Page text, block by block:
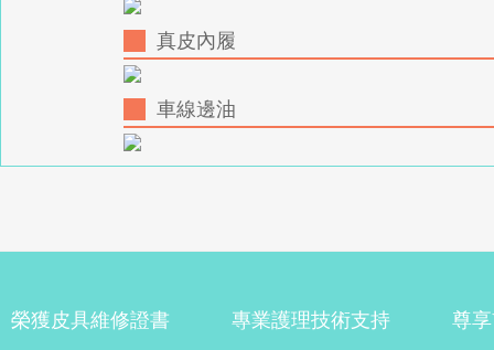
真皮內履
車線邊油
榮獲皮具維修證書 專業護理技術支持 尊